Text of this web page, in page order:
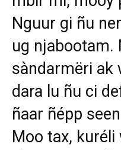
Nguur gi ñu
ug njabootam.
sàndarmëri ak
dara lu ñu ci
ñaar ñépp
Moo tax, kuréli